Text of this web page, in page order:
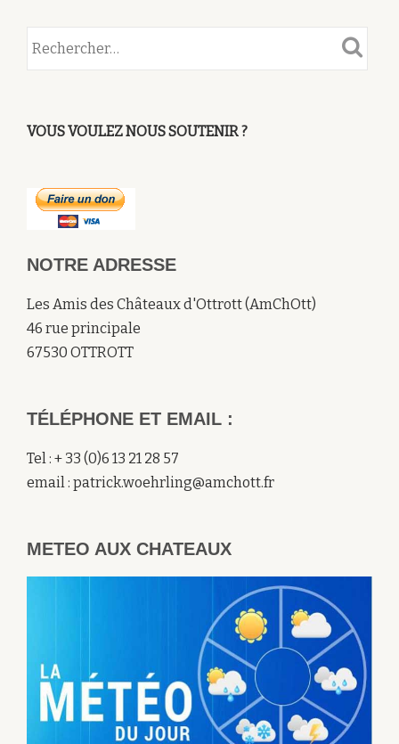
VOUS VOULEZ NOUS SOUTENIR ?
NOTRE ADRESSE
Les Amis des Châteaux d'Ottrott (AmChOtt)
46 rue principale
67530 OTTROTT
TÉLÉPHONE ET EMAIL :
Tel : + 33 (0)6 13 21 28 57
email : patrick.woehrling@amchott.fr
METEO AUX CHATEAUX